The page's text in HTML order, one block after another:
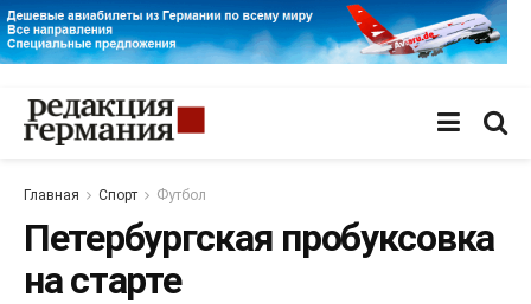
Главная Спорт Футбол
Петербургская пробуксовка
на старте